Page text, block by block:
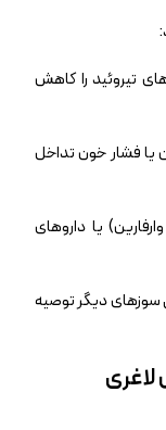
تیروئید را کاهش
یا فشار خون تداخل
یا داروهای
سوزهای دیگر توصیه